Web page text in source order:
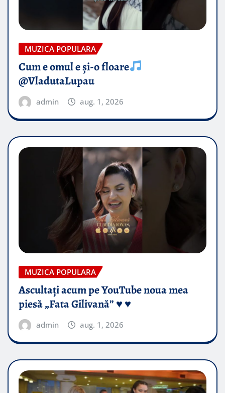
MUZICA POPULARA
Cum e omul e și-o floare
@VladutaLupau
admin aug. 1, 2026
MUZICA POPULARA
Ascultați acum pe YouTube noua mea
piesă „Fata Gilivană” ♥️ ♥️
admin aug. 1, 2026